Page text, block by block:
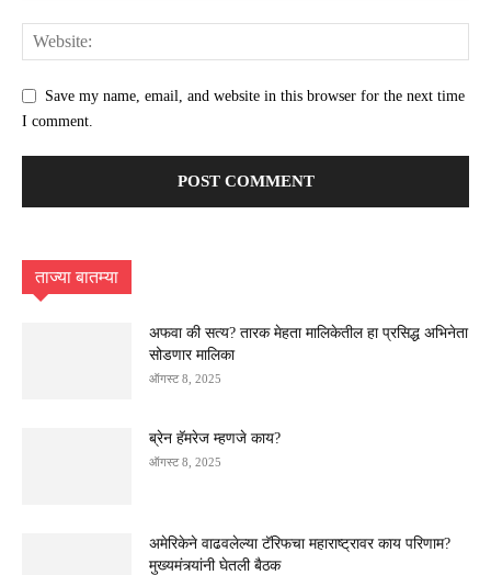
Save my name, email, and website in this browser for the next time
I comment.
ताज्या बातम्या
अफवा की सत्य? तारक मेहता मालिकेतील हा प्रसिद्ध अभिनेता
सोडणार मालिका
ऑगस्ट 8, 2025
ब्रेन हॅमरेज म्हणजे काय?
ऑगस्ट 8, 2025
अमेरिकेने वाढवलेल्या टॅरिफचा महाराष्ट्रावर काय परिणाम?
मुख्यमंत्र्यांनी घेतली बैठक